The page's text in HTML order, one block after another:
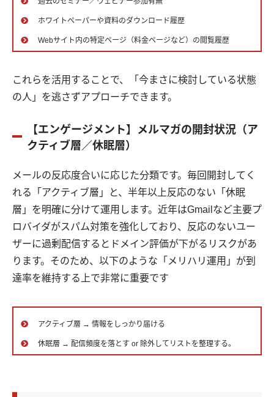
ホワイトペーパーや資料のダウンロード履歴
Webサイト内の特定ページ（料金ページなど）の閲覧履歴
これらを活用することで、「今まさに検討している状態
の人」を逃さずアプローチできます。
【エンゲージメント】メルマガの開封状況（ア
クティブ層／休眠層）
メールの反応度合いに応じた分類です。毎回開封してく
れる「アクティブ層」と、半年以上反応のない「休眠
層」を明確に分けて運用します。近年はGmailなど主要プ
ロバイダがスパム対策を強化しており、反応のないユー
ザーに過剰配信するとドメイン評価が下がるリスクがあ
ります。そのため、以下のような「メリハリ運用」が到
達率を維持する上で非常に重要です
アクティブ層 → 情報をしっかり届ける
休眠層 → 配信頻度を落とす or 除外してリストを整理する。